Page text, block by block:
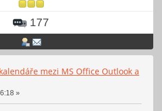
177
mezi MS Office Outlook a
»